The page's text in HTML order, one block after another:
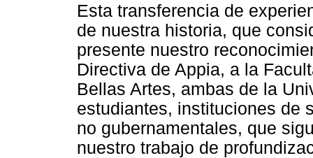
Esta transferencia de
de nuestra historia, que
presente nuestro
Directiva de Appia, a la
Bellas Artes, ambas de la
estudiantes, instituciones de
no gubernamentales, que
nuestro trabajo de